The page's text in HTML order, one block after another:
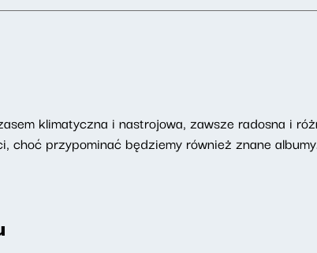
klimatyczna i nastrojowa, zawsze radosna i
choć przypominać będziemy również znane